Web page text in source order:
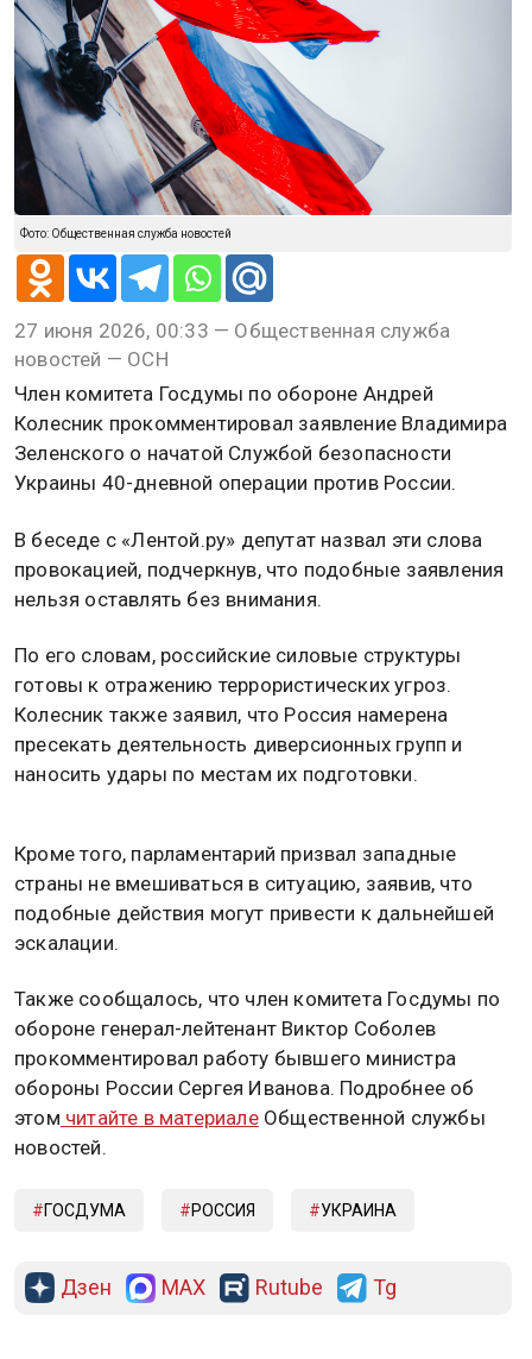
Фото: Общественная служба новостей
27 июня 2026, 00:33 — Общественная служба
новостей — ОСН
Член комитета Госдумы по обороне Андрей
Колесник прокомментировал заявление Владимира
Зеленского о начатой Службой безопасности
Украины 40-дневной операции против России.
В беседе с «Лентой.ру» депутат назвал эти слова
провокацией, подчеркнув, что подобные заявления
нельзя оставлять без внимания.
По его словам, российские силовые структуры
готовы к отражению террористических угроз.
Колесник также заявил, что Россия намерена
пресекать деятельность диверсионных групп и
наносить удары по местам их подготовки.
Кроме того, парламентарий призвал западные
страны не вмешиваться в ситуацию, заявив, что
подобные действия могут привести к дальнейшей
эскалации.
Также сообщалось, что член комитета Госдумы по
обороне генерал-лейтенант Виктор Соболев
прокомментировал работу бывшего министра
обороны России Сергея Иванова. Подробнее об
этом читайте в материалеОбщественной службы
новостей.
ГОСДУМА РОССИЯ УКРАИНА
Дзен MAX Rutube Tg